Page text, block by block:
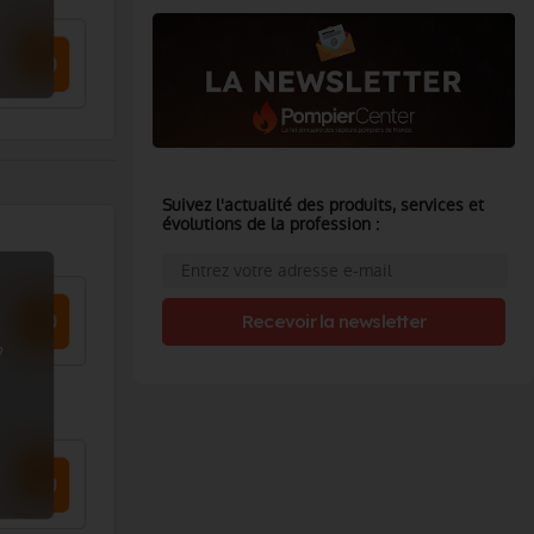
Suivez l'actualité des produits, services et
évolutions de la profession :
Recevoir la newsletter